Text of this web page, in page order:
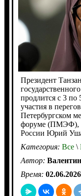
Президент
продлится с 3 по
участия в
Петербургском
форуме (ПМЭФ),
России Юрий
Категория: Все\
Автор:
Время: